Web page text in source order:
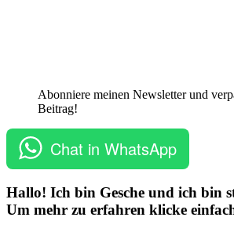
Abonniere meinen Newsletter und
Beitrag!
Chat in WhatsApp
Hallo! Ich bin Gesche und ich bin
Um mehr zu erfahren klicke